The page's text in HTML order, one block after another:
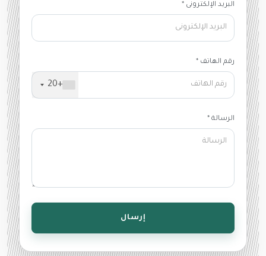
البريد الإلكترونى *
رقم الهاتف *
+20
الرسالة *
إرسال